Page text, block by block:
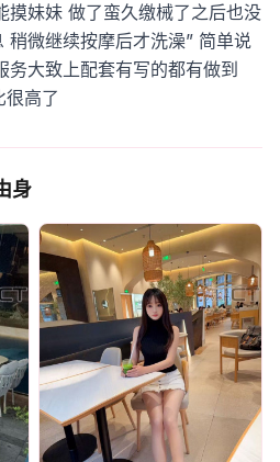
摸妹妹 做了蛮久缴械了之后也没
稍微继续按摩后才洗澡” 简单说
务大致上配套有写的都有做到
高了
身